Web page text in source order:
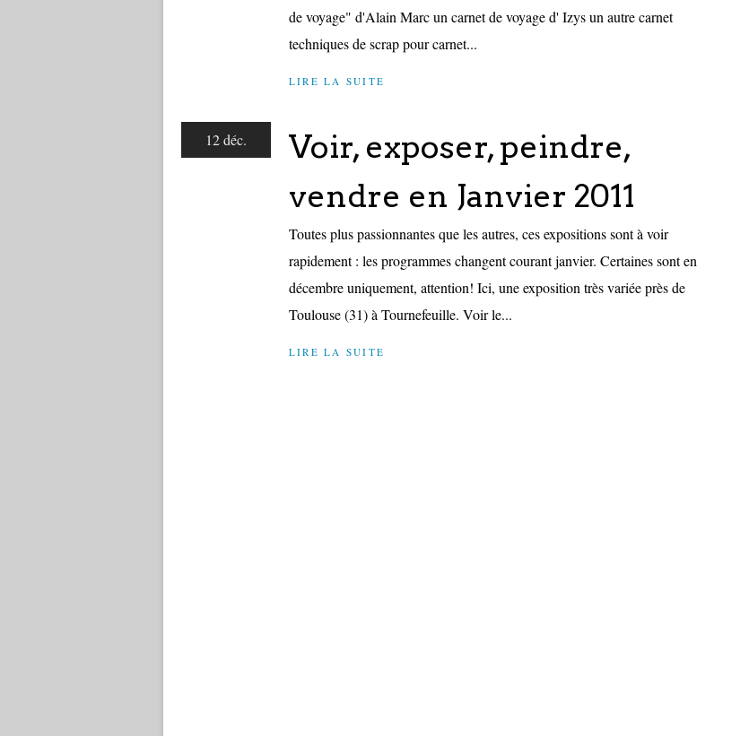
de voyage" d'Alain Marc un carnet de voyage d' Izys un autre carnet
techniques de scrap pour carnet...
LIRE LA SUITE
12 déc.
Voir, exposer, peindre,
vendre en Janvier 2011
Toutes plus passionnantes que les autres, ces expositions sont à voir
rapidement : les programmes changent courant janvier. Certaines sont en
décembre uniquement, attention! Ici, une exposition très variée près de
Toulouse (31) à Tournefeuille. Voir le...
LIRE LA SUITE